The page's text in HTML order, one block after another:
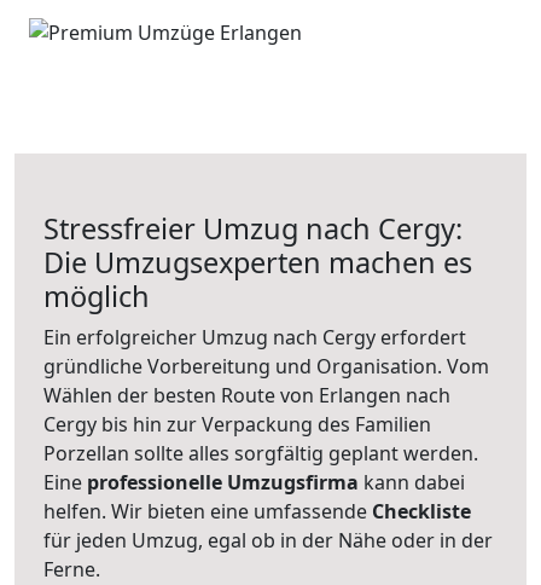
Stressfreier Umzug nach Cergy:
Die Umzugsexperten machen es
möglich
Ein erfolgreicher Umzug nach Cergy erfordert
gründliche Vorbereitung und Organisation. Vom
Wählen der besten Route von Erlangen nach
Cergy bis hin zur Verpackung des Familien
Porzellan sollte alles sorgfältig geplant werden.
Eine professionelle Umzugsfirma kann dabei
helfen. Wir bieten eine umfassende Checkliste
für jeden Umzug, egal ob in der Nähe oder in der
Ferne.